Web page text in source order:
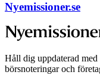
Nyemissioner.se
Håll dig uppdaterad med
börsnoteringar och